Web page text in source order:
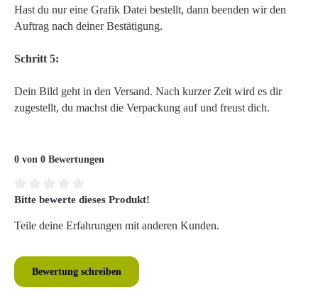
Hast du nur eine Grafik Datei bestellt, dann beenden wir den
Auftrag nach deiner Bestätigung.
Schritt 5:
Dein Bild geht in den Versand. Nach kurzer Zeit wird es dir
zugestellt, du machst die Verpackung auf und freust dich.
0 von 0 Bewertungen
Durchschnittliche Bewertung von 0 von 5 Sternen
Bitte bewerte dieses Produkt!
Teile deine Erfahrungen mit anderen Kunden.
Bewertung schreiben